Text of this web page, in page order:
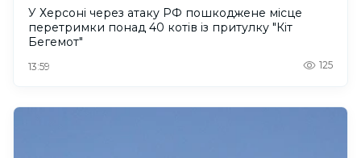
У Херсоні через атаку РФ пошкоджене місце
перетримки понад 40 котів із притулку "Кіт
Бегемот"
13:59 125